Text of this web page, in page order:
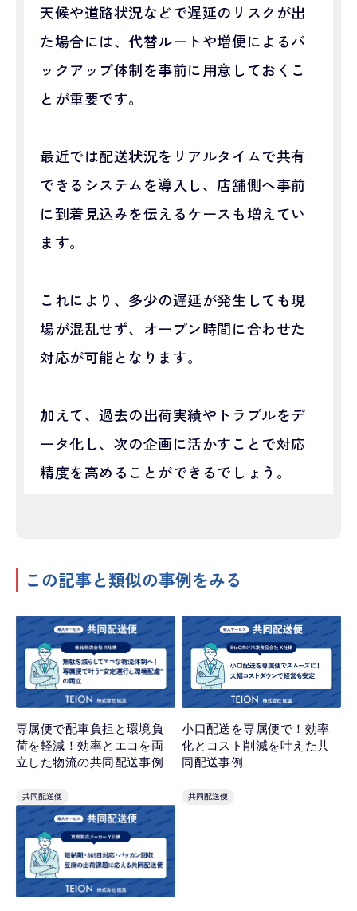
天候や道路状況などで遅延のリスクが出
た場合には、代替ルートや増便によるバ
ックアップ体制を事前に用意しておくこ
とが重要です。
最近では配送状況をリアルタイムで共有
できるシステムを導入し、店舗側へ事前
に到着見込みを伝えるケースも増えてい
ます。
これにより、多少の遅延が発生しても現
場が混乱せず、オープン時間に合わせた
対応が可能となります。
加えて、過去の出荷実績やトラブルをデ
ータ化し、次の企画に活かすことで対応
精度を高めることができるでしょう。
この記事と類似の事例をみる
専属便で配車負担と環境負
荷を軽減！効率とエコを両
立した物流の共同配送事例
共同配送便
小口配送を専属便で！効率
化とコスト削減を叶えた共
同配送事例
共同配送便